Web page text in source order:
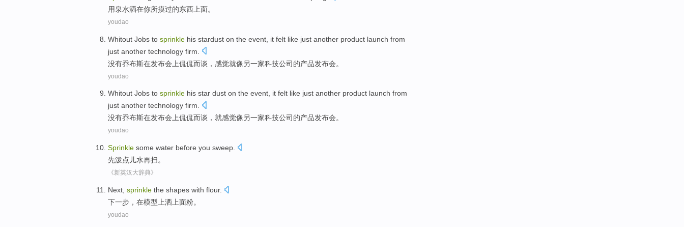
用泉水洒在你所摸过的东西上面。
youdao
Whitout Jobs to sprinkle his stardust on the event, it felt like just another product launch from
just another technology firm
没有乔布斯在发布会上侃侃而谈， 感觉就像另一家科技公司的产品发布会。
youdao
Whitout Jobs to sprinkle his star dust on the event, it felt like just another product launch from
just another technology firm.
没有乔布斯在发布会上侃侃而谈， 就感觉像另一家科技公司 的产品发布会。
youdao
Sprinkle some water before you sweep
先泼点儿水再扫。
《新英汉大辞典》
Next sprinkle the shapes with flour.
下一步 ，在模型上洒 上面粉。
youdao